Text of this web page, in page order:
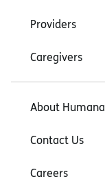
Providers
Caregivers
About Humana
Contact Us
Careers